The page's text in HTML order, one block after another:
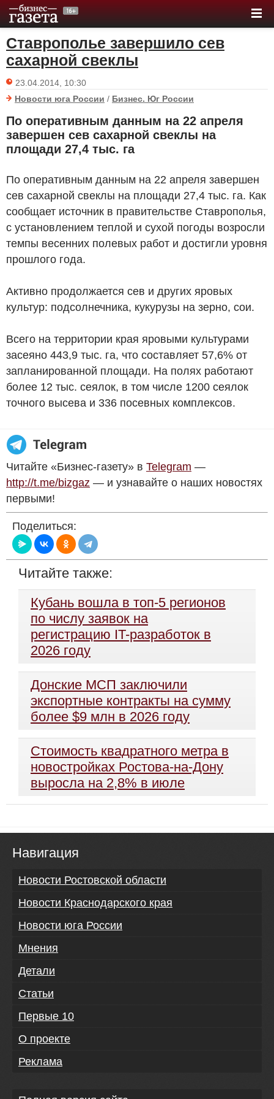
Ставрополье завершило сев
сахарной свеклы
23.04.2014, 10:30
Новости юга России / Бизнес. Юг России
По оперативным данным на 22 апреля
завершен сев сахарной свеклы на
площади 27,4 тыс. га
По оперативным данным на 22 апреля завершен
сев сахарной свеклы на площади 27,4 тыс. га. Как
сообщает источник в правительстве Ставрополья,
с установлением теплой и сухой погоды возросли
темпы весенних полевых работ и достигли уровня
прошлого года.
Активно продолжается сев и других яровых
культур: подсолнечника, кукурузы на зерно, сои.
Всего на территории края яровыми культурами
засеяно 443,9 тыс. га, что составляет 57,6% от
запланированной площади. На полях работают
более 12 тыс. сеялок, в том числе 1200 сеялок
точного высева и 336 посевных комплексов.
Читайте «Бизнес-газету» в Telegram —
http://t.me/bizgaz — и узнавайте о наших новостях
первыми!
Поделиться:
Читайте также:
Кубань вошла в топ-5 регионов
по числу заявок на
регистрацию IT-разработок в
2026 году
Донские МСП заключили
экспортные контракты на сумму
более $9 млн в 2026 году
Стоимость квадратного метра в
новостройках Ростова-на-Дону
выросла на 2,8% в июле
Навигация
Новости Ростовской области
Новости Краснодарского края
Новости юга России
Мнения
Детали
Статьи
Первые 10
О проекте
Реклама